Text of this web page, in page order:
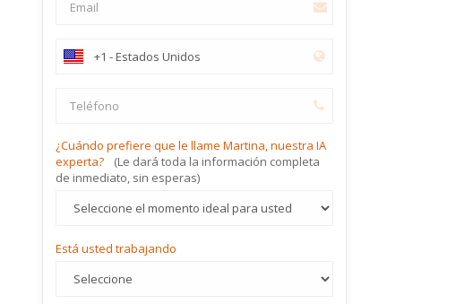
¿Cuándo prefiere que le llame Martina, nuestra IA
experta?
(Le dará toda la información completa
de inmediato, sin esperas)
Está usted trabajando